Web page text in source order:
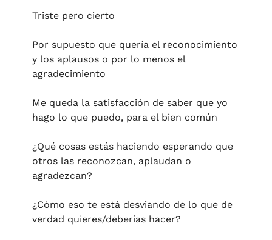
Triste pero cierto
Por supuesto que quería el reconocimiento
y los aplausos o por lo menos el
agradecimiento
Me queda la satisfacción de saber que yo
hago lo que puedo, para el bien común
¿Qué cosas estás haciendo esperando que
otros las reconozcan, aplaudan o
agradezcan?
¿Cómo eso te está desviando de lo que de
verdad quieres/deberías hacer?